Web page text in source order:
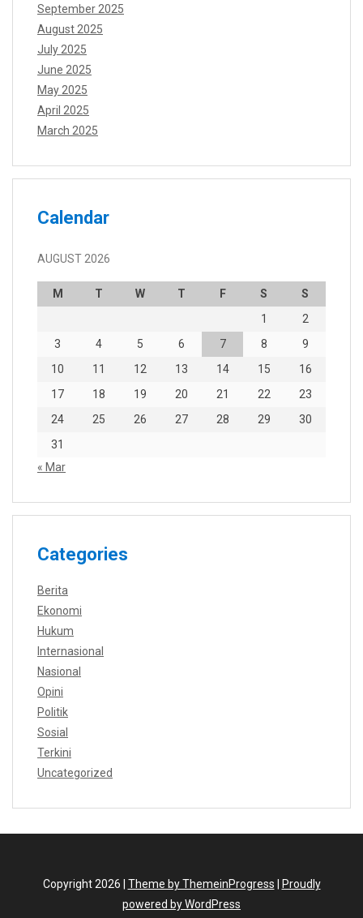
September 2025
August 2025
July 2025
June 2025
May 2025
April 2025
March 2025
Calendar
AUGUST 2026
M T W T F S
S
1
2
3
4 5 6 7 8
9
10
11 12 13 14 15
16
17
18 19 20 21 22
23
24
25 26 27 28 29
30
31
« Mar
Categories
Berita
Ekonomi
Hukum
Internasional
Nasional
Opini
Politik
Sosial
Terkini
Uncategorized
Copyright 2026 | Theme by ThemeinProgress
Proudly
powered by WordPress